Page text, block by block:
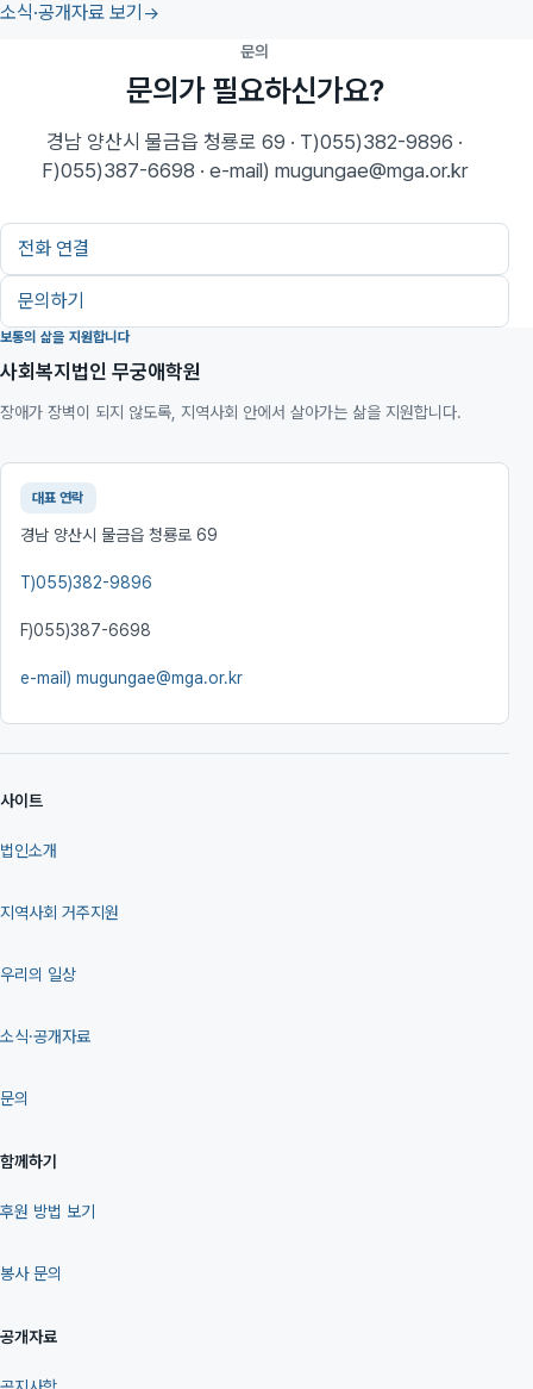
소식·공개자료 보기
문의
문의가 필요하신가요?
경남 양산시 물금읍 청룡로 69 · T)055)382-9896 ·
F)055)387-6698 · e-mail) mugungae@mga.or.kr
전화 연결
문의하기
보통의 삶을 지원합니다
사회복지법인 무궁애학원
장애가 장벽이 되지 않도록, 지역사회 안에서 살아가는 삶을 지원합니다.
대표 연락
경남 양산시 물금읍 청룡로 69
T)055)382-9896
F)055)387-6698
e-mail) mugungae@mga.or.kr
사이트
법인소개
지역사회 거주지원
우리의 일상
소식·공개자료
문의
함께하기
후원 방법 보기
봉사 문의
공개자료